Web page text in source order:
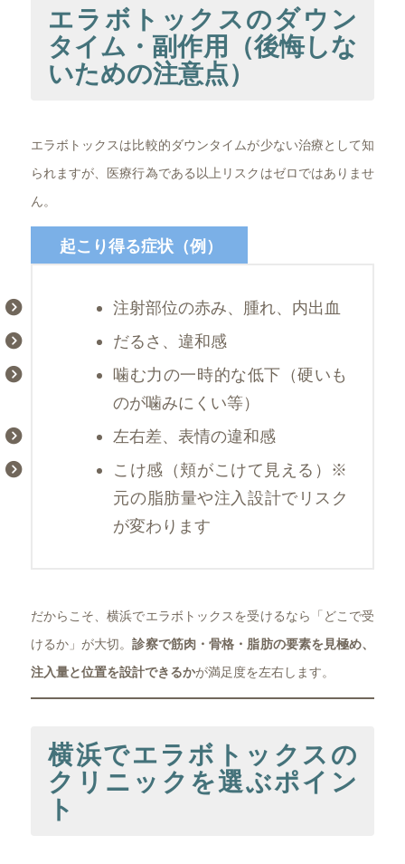
エラボトックスのダウン
タイム・副作用（後悔しな
いための注意点）
エラボトックスは比較的ダウンタイムが少ない治療として知
られますが、医療行為である以上リスクはゼロではありませ
ん。
起こり得る症状（例）
注射部位の赤み、腫れ、内出血
だるさ、違和感
噛む力の一時的な低下（硬いも
のが噛みにくい等）
左右差、表情の違和感
こけ感（頬がこけて見える）※
元の脂肪量や注入設計でリスク
が変わります
だからこそ、横浜でエラボトックスを受けるなら「どこで受
けるか」が大切。診察で筋肉・骨格・脂肪の要素を見極め、
注入量と位置を設計できるかが満足度を左右します。
横浜でエラボトックスの
クリニックを選ぶポイン
ト